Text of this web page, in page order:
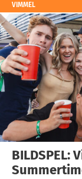
VIMMEL